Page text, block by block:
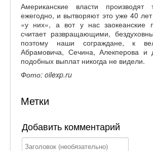
Американские власти производят
ежегодно, и вытворяют это уже 40
«у них», а вот у нас заокеанские
считает развращающими,
поэтому наши сограждане, к
Абрамовича, Сечина, Алекперова и
подобных выплат никогда не видели.
Фото: oilexp.ru
Метки
Добавить комментарий